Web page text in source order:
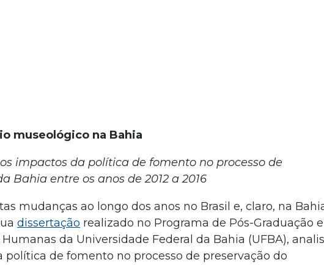
museológico na Bahia
impactos da política de fomento no processo de
Bahia entre os anos de 2012 a 2016
mudanças ao longo dos anos no Brasil e, claro, na
dissertação realizado no Programa de Pós-Graduação
da Universidade Federal da Bahia (UFBA),
de fomento no processo de preservação do